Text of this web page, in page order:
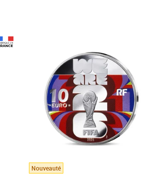
Nouveauté